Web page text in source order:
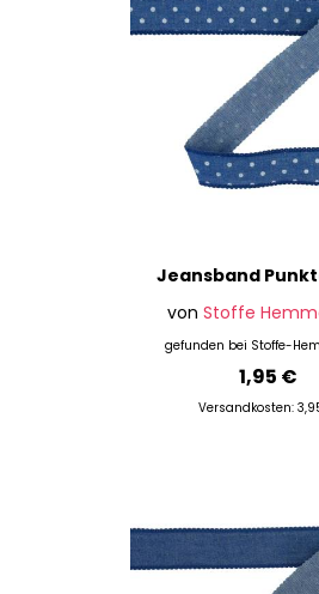
Jeansband
von Stoffe
gefunden bei Stoffe-
1,95 €
Versandkosten: